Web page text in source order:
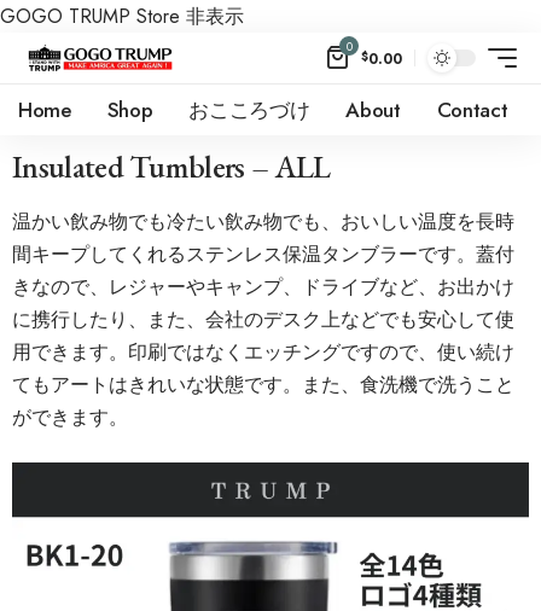
GOGO TRUMP Store 非表示
0
$0.00
Home Shop おこころづけ About Contact
Insulated Tumblers – ALL
温かい飲み物でも冷たい飲み物でも、おいしい温度を長時
間キープしてくれるステンレス保温タンブラーです。蓋付
きなので、レジャーやキャンプ、ドライブなど、お出かけ
に携行したり、また、会社のデスク上などでも安心して使
用できます。印刷ではなくエッチングですので、使い続け
てもアートはきれいな状態です。また、食洗機で洗うこと
ができます。